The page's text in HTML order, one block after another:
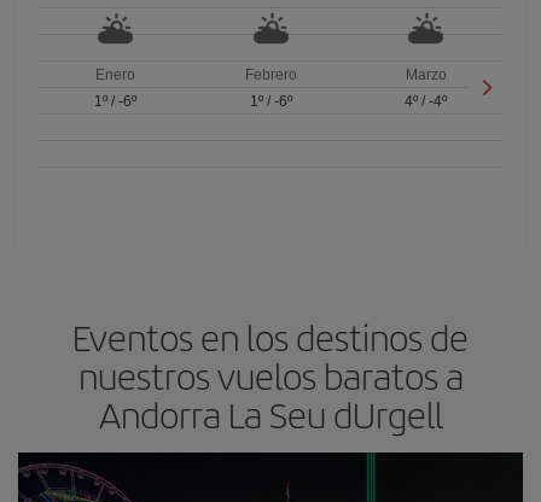
Enero
1º/ -6º
Febrero
1º/ -6º
Marzo
4º /-4º
Eventos en los destinos de
nuestros vuelos baratos a
Andorra La Seu dUrgell